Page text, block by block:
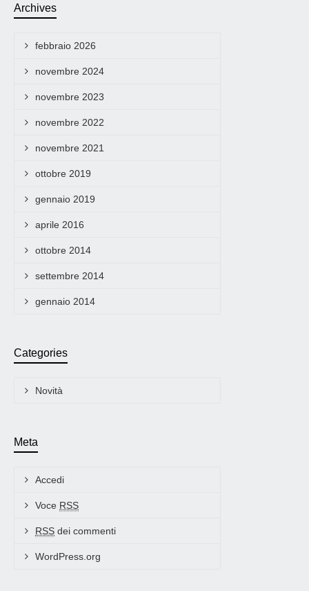
Archives
febbraio 2026
novembre 2024
novembre 2023
novembre 2022
novembre 2021
ottobre 2019
gennaio 2019
aprile 2016
ottobre 2014
settembre 2014
gennaio 2014
Categories
Novità
Meta
Accedi
Voce RSS
RSS dei commenti
WordPress.org